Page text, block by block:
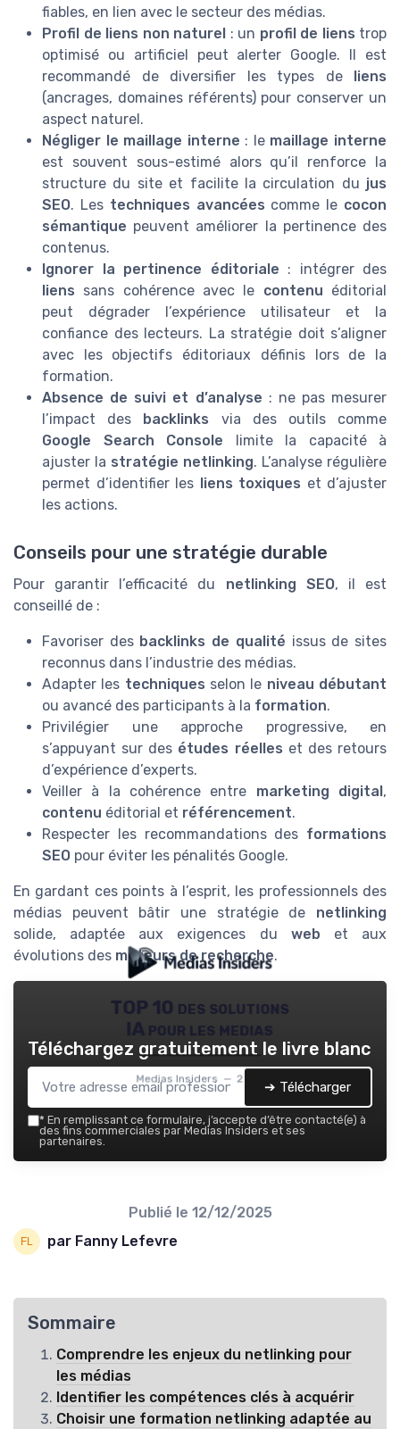
fiables, en lien avec le secteur des médias.
Profil de liens non naturel : un profil de liens trop
optimisé ou artificiel peut alerter Google. Il est
recommandé de diversifier les types de liens
(ancrages, domaines référents) pour conserver un
aspect naturel.
Négliger le maillage interne : le maillage interne
est souvent sous-estimé alors qu’il renforce la
structure du site et facilite la circulation du jus
SEO. Les techniques avancées comme le cocon
sémantique peuvent améliorer la pertinence des
contenus.
Ignorer la pertinence éditoriale : intégrer des
liens sans cohérence avec le contenu éditorial
peut dégrader l’expérience utilisateur et la
confiance des lecteurs. La stratégie doit s’aligner
avec les objectifs éditoriaux définis lors de la
formation.
Absence de suivi et d’analyse : ne pas mesurer
l’impact des backlinks via des outils comme
Google Search Console limite la capacité à
ajuster la stratégie netlinking. L’analyse régulière
permet d’identifier les liens toxiques et d’ajuster
les actions.
Conseils pour une stratégie durable
Pour garantir l’efficacité du netlinking SEO, il est
conseillé de :
Favoriser des backlinks de qualité issus de sites
reconnus dans l’industrie des médias.
Adapter les techniques selon le niveau débutant
ou avancé des participants à la formation.
Privilégier une approche progressive, en
s’appuyant sur des études réelles et des retours
d’expérience d’experts.
Veiller à la cohérence entre marketing digital,
contenu éditorial et référencement.
Respecter les recommandations des formations
SEO pour éviter les pénalités Google.
En gardant ces points à l’esprit, les professionnels des
médias peuvent bâtir une stratégie de netlinking
solide, adaptée aux exigences du web et aux
évolutions des moteurs de recherche.
TOP 10 des solutions
IA pour les medias
Medias Insiders — 2026
Téléchargez gratuitement le livre blanc
➔ Télécharger
* En remplissant ce formulaire, j’accepte d’être contacté(e) à
des fins commerciales par Medias Insiders et ses
partenaires.
Publié le 12/12/2025
par Fanny Lefevre
Sommaire
Comprendre les enjeux du netlinking pour
les médias
Identifier les compétences clés à acquérir
Choisir une formation netlinking adaptée au